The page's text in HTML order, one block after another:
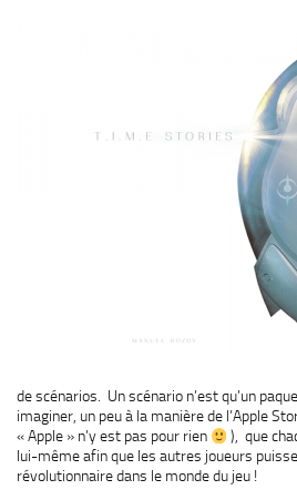
de scénarios. Un scénario n’est qu’un
imaginer, un peu à la manière de l’Apple
« Apple » n’y est pas pour rien
), que
lui-même afin que les autres joueurs
révolutionnaire dans le monde du jeu !